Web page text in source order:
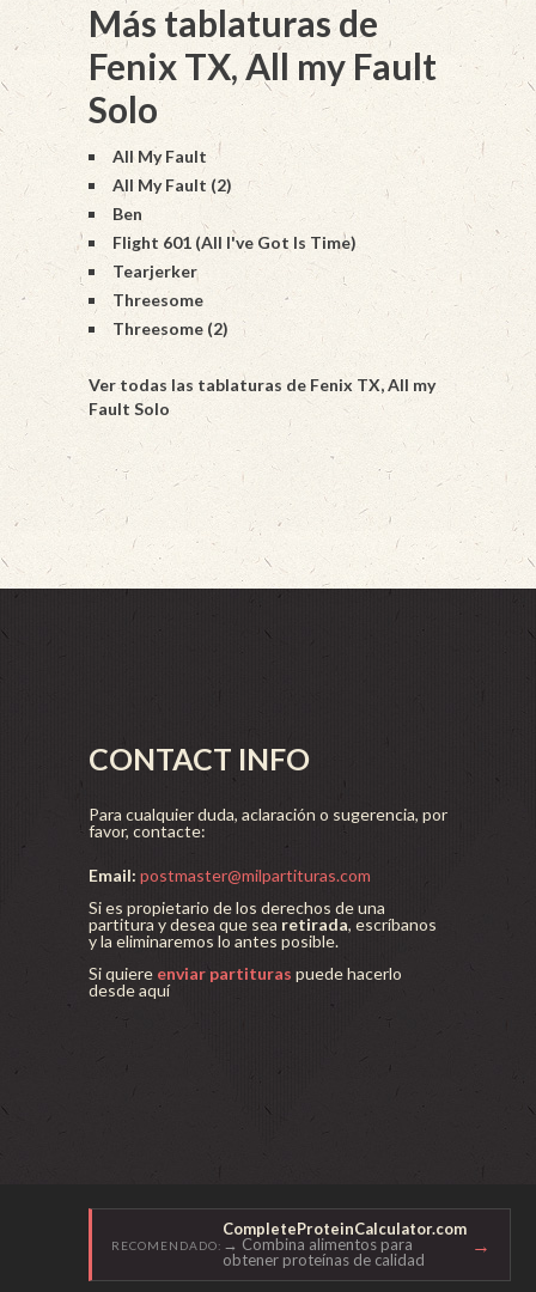
Más tablaturas de
Fenix TX, All my Fault
Solo
All My Fault
All My Fault (2)
Ben
Flight 601 (All I've Got Is Time)
Tearjerker
Threesome
Threesome (2)
Ver todas las tablaturas de Fenix TX, All my
Fault Solo
CONTACT INFO
Para cualquier duda, aclaración o sugerencia, por
favor, contacte:
Email: postmaster@milpartituras.com
Si es propietario de los derechos de una
partitura y desea que sea retirada, escríbanos
y la eliminaremos lo antes posible.
Si quiere enviar partituras puede hacerlo
desde aquí
RECOMENDADO:
CompleteProteinCalculator.com
→ Combina alimentos para
obtener proteínas de calidad
→